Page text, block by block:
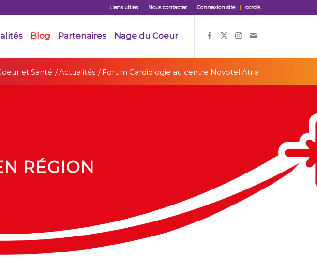
Liens utiles Nous contacter Connexion site cordis
Blog Partenaires Nage du Coeur
et Santé /Actualités / Forum Cardiologie au centre Novotel Atria
RÉGION